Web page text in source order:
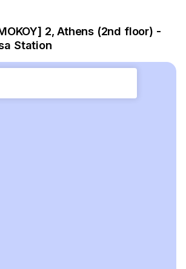
2, Athens (2nd floor) -
Station